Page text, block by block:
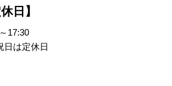
日】
17:30
日は定休日